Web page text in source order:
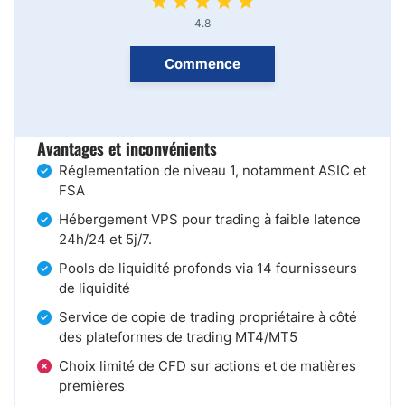
4.8
Commence
Avantages et inconvénients
Réglementation de niveau 1, notamment ASIC et
FSA
Hébergement VPS pour trading à faible latence
24h/24 et 5j/7.
Pools de liquidité profonds via 14 fournisseurs
de liquidité
Service de copie de trading propriétaire à côté
des plateformes de trading MT4/MT5
Choix limité de CFD sur actions et de matières
premières